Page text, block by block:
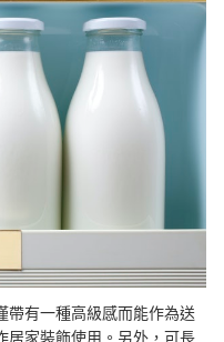
帶有一種高級感而能作為送
居家裝飾使用。另外，可長